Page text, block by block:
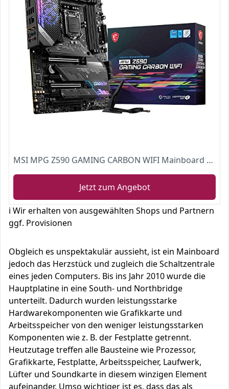
MSI MPG Z590 GAMING CARBON WIFI Mainboard ATX
Jetzt zum Angebot
ℹ️ Wir erhalten von ausgewählten Shops und Partnern
ggf. Provisionen
Obgleich es unspektakulär aussieht, ist ein Mainboard
jedoch das Herzstück und zugleich die Schaltzentrale
eines jeden Computers. Bis ins Jahr 2010 wurde die
Hauptplatine in eine South- und Northbridge
unterteilt. Dadurch wurden leistungsstarke
Hardwarekomponenten wie Grafikkarte und
Arbeitsspeicher von den weniger leistungsstarken
Komponenten wie z. B. der Festplatte getrennt.
Heutzutage treffen alle Bausteine wie Prozessor,
Grafikkarte, Festplatte, Arbeitsspeicher, Laufwerk,
Lüfter und Soundkarte in diesem winzigen Element
aufeinander. Umso wichtiger ist es, dass das als